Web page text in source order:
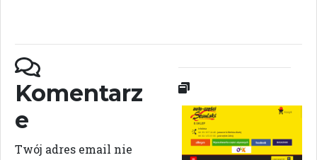
Komentarz
e
Twój adres email nie